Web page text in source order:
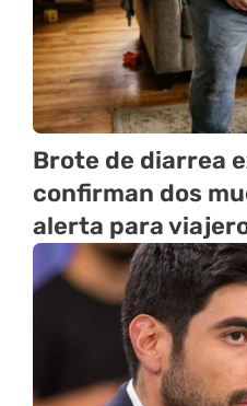
Brote de diarrea
confirman dos
alerta para